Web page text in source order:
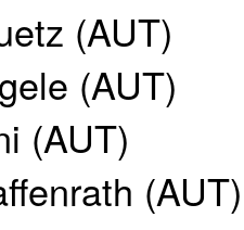
(AUT)
(AUT)
(AUT)
(AUT)